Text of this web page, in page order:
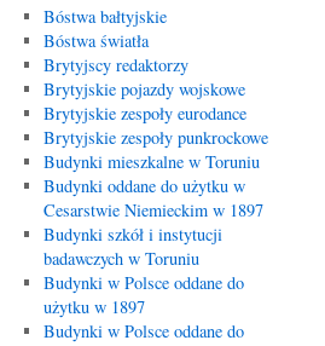
Bóstwa bałtyjskie
Bóstwa światła
Brytyjscy redaktorzy
Brytyjskie pojazdy wojskowe
Brytyjskie zespoły eurodance
Brytyjskie zespoły punkrockowe
Budynki mieszkalne w Toruniu
Budynki oddane do użytku w
Cesarstwie Niemieckim w 1897
Budynki szkół i instytucji
badawczych w Toruniu
Budynki w Polsce oddane do
użytku w 1897
Budynki w Polsce oddane do